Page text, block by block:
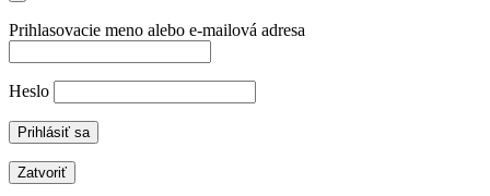
Prihlasovacie meno alebo e-mailová adresa
Heslo
Zatvoriť